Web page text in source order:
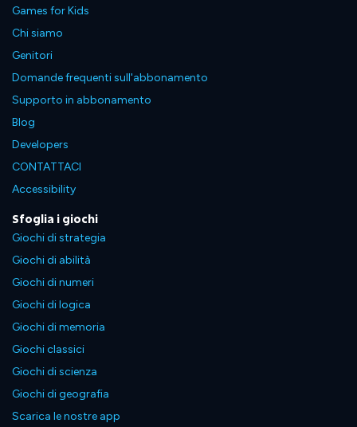
Games for Kids
Chi siamo
Genitori
Domande frequenti sull'abbonamento
Supporto in abbonamento
Blog
Developers
CONTATTACI
Accessibility
Sfoglia i giochi
Giochi di strategia
Giochi di abilità
Giochi di numeri
Giochi di logica
Giochi di memoria
Giochi classici
Giochi di scienza
Giochi di geografia
Scarica le nostre app